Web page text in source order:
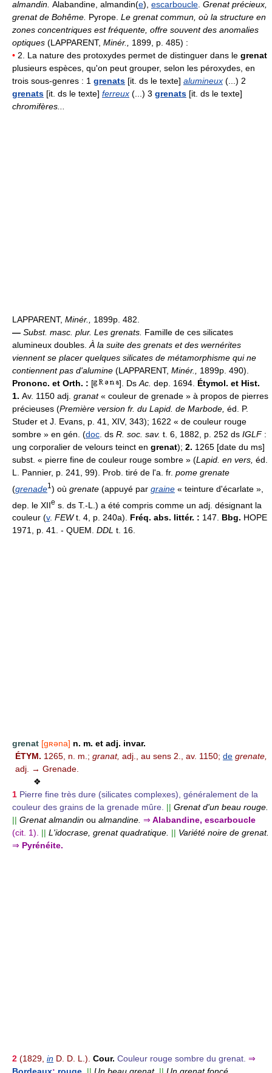
almandin. Alabandine, almandin(e), escarboucle Grenat précieux,
grenat de Bohême. Pyrope. Le grenat commun, où la structure en
zones concentriques est fréquente, offre souvent des anomalies
optiques (LAPPARENT, Minér., 1899, p. 485) :
• 2. La nature des protoxydes permet de distinguer dans le grenat
plusieurs espèces, qu'on peut grouper, selon les péroxydes, en
trois sous-genres : 1 grenats [it. ds le texte] alumineux (...) 2
grenats [it. ds le texte] ferreux (...) 3 grenats [it. ds le texte]
chromifères...
LAPPARENT, Minér., 1899p. 482.
— Subst. masc. plur. Les grenats. Famille de ces silicates
alumineux doubles. À la suite des grenats et des wernérites
viennent se placer quelques silicates de métamorphisme qui ne
contiennent pas d'alumine (LAPPARENT, Minér., 1899p. 490).
Prononc. et Orth. : [ ]. Ds Ac. dep. 1694. Étymol. et Hist.
1. Av. 1150 adj. granat« couleur de grenade » à propos de pierres
précieuses (Première version fr. du Lapid. de Marbode, éd. P.
Studer et J. Evans, p. 41, XIV, 343); 1622 « de couleur rouge
sombre » en gén. (doc . ds R. soc. sav. t. 6, 1882, p. 252 ds IGLF :
ung corporalier de velours teinct en grenat); 2. 1265 [date du ms]
subst. « pierre fine de couleur rouge sombre » (Lapid. en vers, éd.
L. Pannier, p. 241, 99). Prob. tiré de l'a. fr. pome grenate
(grenade1 ) où grenate (appuyé par graine « teinture d'écarlate »,
dep. le XIIe s. ds T.-L.) a été compris comme un adj. désignant la
couleur (v. FEWt. 4, p. 240a). Fréq. abs. littér. : 147. Bbg. HOPE
1971, p. 41. - QUEM. DDL t. 16.
grenat [gʀəna] n. m. et adj. invar.
ÉTYM. 1265, n. m.; granat, adj., au sens 2., av. 1150; de grenate,
adj. → Grenade.
❖
1 Pierre fine très dure (silicates complexes), généralement de la
couleur des grains de la grenade mûre. || Grenat d'un beau rouge.
|| Grenat almandin ou almandine. ⇒ Alabandine, escarboucle
(cit. 1). || L'idocrase, grenat quadratique. || Variété noire de grenat.
⇒ Pyrénéite.
2 (1829, in D. D. L.). Cour. Couleur rouge sombre du grenat. ⇒